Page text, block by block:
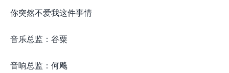
你突然不爱我这件事情
音乐总监：谷粟
音响总监：何飚